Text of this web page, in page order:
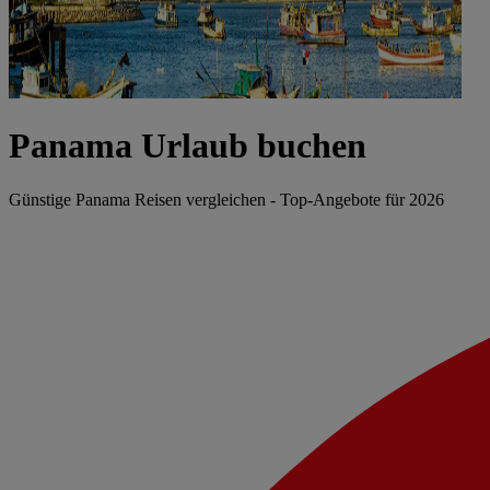
Panama Urlaub buchen
Günstige Panama Reisen vergleichen - Top-Angebote für 2026